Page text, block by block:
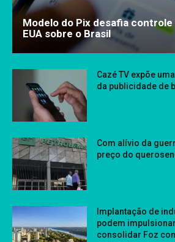
Modelo do Pix desafia
EUA sobre o Brasil
Cazé TV expõe
da publicidade de
Com alívio da
preço do
Implantação de
podem
consolidar Foz